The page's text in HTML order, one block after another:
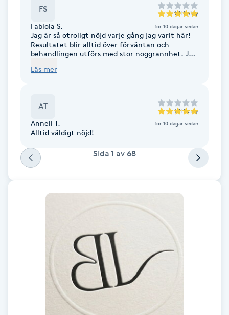
Fransk manikyr
Fransrengöring
Frekvensterapi
Friskvårdsmassage
Frisör
Funktionsanalys
FS till Leidy
Fabiola S. för 10 dagar sedan
Jag är så otroligt nöjd varje gång jag varit här!
Resultatet blir alltid över förväntan och
behandlingen utförs med stor noggrannhet. Jag
under hela besöket. Jag har varit här fem
Läs mer
AT till Leidy
Anneli T. för 10 dagar sedan
Alltid väldigt nöjd!
Sida 1 av 68